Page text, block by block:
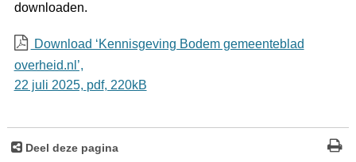
downloaden.
Download ‘Kennisgeving Bodem gemeenteblad
overheid.nl’,
22 juli 2025, pdf, 220kB
Deel deze pagina